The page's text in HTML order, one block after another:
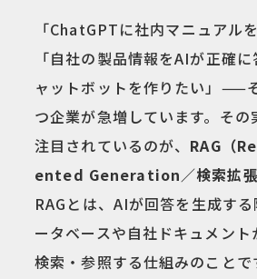
「ChatGPTに社内マニュアル
「自社の製品情報をAIが正確
ャットボットを作りたい」——
つ企業が急増しています。その
注目されているのが、 RAG（
ented Generation／検索拡張
RAGとは、AIが回答を生成す
ータベースや自社ドキュメント
検索・参照する仕組みのことで